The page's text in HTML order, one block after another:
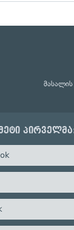
მასალის